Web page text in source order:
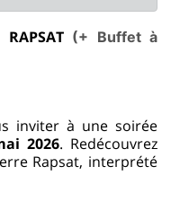
(+ Buffet à
inviter à une soirée
2026. Redécouvrez
Rapsat, interprété